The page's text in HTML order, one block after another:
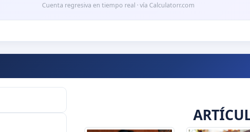
Cuenta regresiva en tiempo real · vía Calculatorr.com